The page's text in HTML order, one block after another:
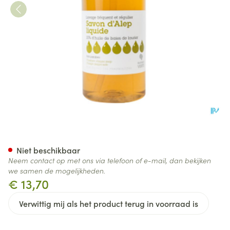
€ 13,70
Verwittig mij als het product terug in voorraad is
Niet beschikbaar
Neem contact op met ons via telefoon of e-mail, dan bekijken
we samen de mogelijkheden.